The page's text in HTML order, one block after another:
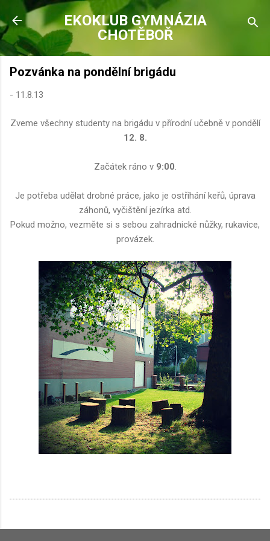
Přeskočit na hlavní obsah
EKOKLUB GYMNÁZIA
CHOTĚBOŘ
Pozvánka na pondělní brigádu
- 11.8.13
Zveme všechny studenty na brigádu v přírodní učebně v pondělí
12. 8.
Začátek ráno v 9:00
Je potřeba udělat drobné práce, jako je ostříhání keřů, úprava
záhonů, vyčištění jezírka atd.
Pokud možno, vezměte si s sebou zahradnické nůžky, rukavice,
provázek.